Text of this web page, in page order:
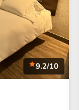
9.2/10